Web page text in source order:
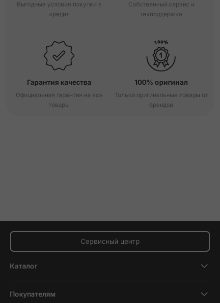
Выгодные условия покупки в
кредит
Собственный сервис и
техподдержка
Гарантия качества
Официальная гарантия на все
товары
100% оригинал
Только оригинальные товары от
брендов
Сервисный центр
Каталог
Планшеты
Покупателям